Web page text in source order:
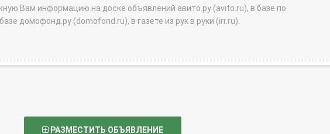
Вам информацию на доске объявлений авито.ру (avito.ru), в базе по
домофонд.ру (domofond.ru), в газете из рук в руки (irr.ru).
РАЗМЕСТИТЬ ОБЪЯВЛЕНИЕ